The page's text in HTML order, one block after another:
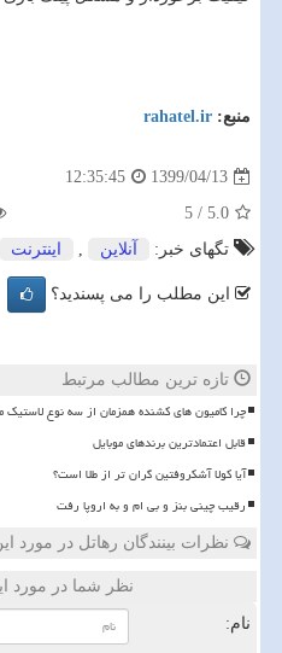
منبع: rahatel.ir
1399/04/13
12:35:45
5.0
/
5
تگهای خبر:
آنلاین , اینترنت
این مطلب را می پسندید؟
تازه ترین مطالب مرتبط
چرا کامیون های کشنده همزمان از سه نوع لاستیک
قابل اعتمادترین برندهای موبایل
آیا کولا آشکروفتین گران تر از طلا است؟
رقیب چینی بنز و بی ام و به اروپا رفت
نظرات بینندگان رهاتل در مورد
نظر شما در مورد
نام: